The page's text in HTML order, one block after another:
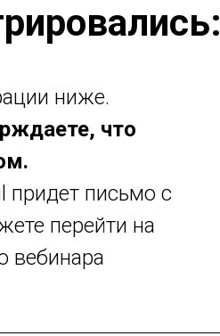
ниже.
что
придет письмо с
перейти на
вебинара